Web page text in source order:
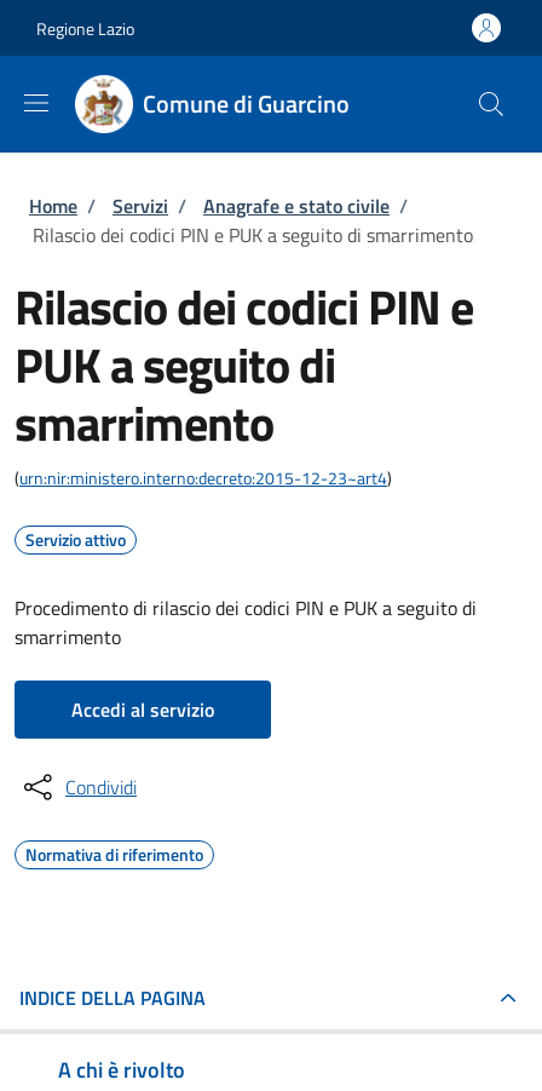
Regione Lazio
Comune di Guarcino
Briciole di pane
Home / Servizi / Anagrafe e stato civile /
Rilascio dei codici PIN e PUK a seguito di smarrimento
Rilascio dei codici PIN e
PUK a seguito di
smarrimento
(urn:nir:ministero.interno:decreto:2015-12-23~art4)
Servizio attivo
Procedimento di rilascio dei codici PIN e PUK a seguito di
smarrimento
Accedi al servizio
Condividi
Normativa di riferimento
INDICE DELLA PAGINA
A chi è rivolto